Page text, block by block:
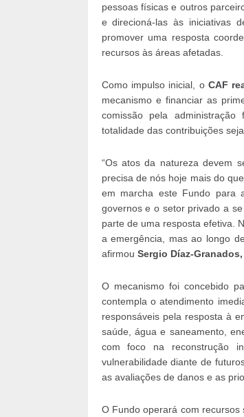
pessoas físicas e outros
e direcioná-las às iniciativas
promover uma resposta
recursos às áreas afetadas.
Como impulso inicial, o CAF
mecanismo e financiar as
comissão pela
totalidade das contribuições
“Os atos da natureza devem
precisa de nós hoje mais do
em marcha este Fundo para
governos e o setor privado a
parte de uma resposta efetiva.
a emergência, mas ao longo
afirmou Sergio Díaz-
O mecanismo foi concebido
contempla o atendimento
responsáveis pela resposta à
saúde, água e saneamento,
com foco na reconstrução
vulnerabilidade diante de
as avaliações de danos e as
O Fundo operará com